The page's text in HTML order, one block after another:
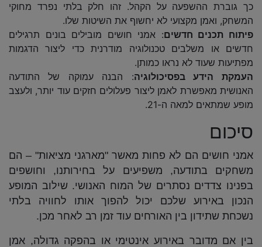
כך גוברת ההשפעה על הקהל. זהו חלק בלתי נפרד מחוקי
המשחק, ואמן מקצועי לא יחשוף את השיטות שלו.
פיתוח תכנים חדשים: אמני חושים מובילים בונים תרגילים
חדשים או משלבים טכנולוגיה מודרנית כדי ליצור הדגמות
מפתיעות שעוד לא נראו כמותן.
העמקת הידע בפסיכולוגיה: הבנה עמוקה של התודעה
האנושית מאפשרת לאמן ליצור פעלולים חזקים עוד יותר, ולעצב
מופע שמתאים למאה ה-21.
סיכום
אמני חושים הם לא פחות מאשר "מארגני מציאות" – הם
משחקים בתודעה, משפיעים על בחירותנו, וחושפים
בפנינו צדדים נסתרים של המוח האנושי. שילוב המופע
הנכון באירוע שלכם יכול להפוך אותו לחוויה בלתי
נשכחת שתידון בין האורחים עוד זמן רב לאחר מכן.
בין אם מדובר באירוע אינטימי או בהפקה גדולה, אמן